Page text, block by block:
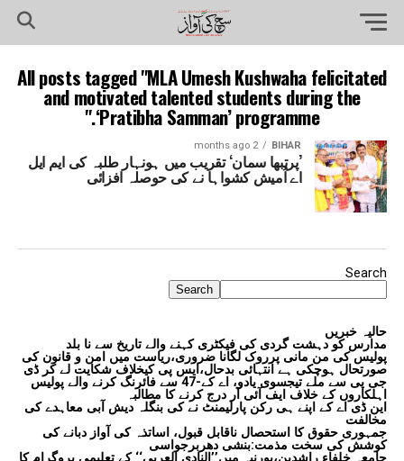
All posts tagged "MLA Umesh Kushwaha felicitated
and motivated talented students during the
‘Pratibha Samman’ programme."
BIHAR
2 months ago
’پرتبھا سمان‘ تقریب میں ہونہار طلبہ کی ایم ایل
اے اُمیش کشواہا نے کی حوصلہ افزائی
Search
Search
حالیہ خبریں
مدارس کو دہشت گردی کی فیکٹری کہنے والے تاریخ سے نا بلد
پولیس کی من مانی پرروک لگانا ضروری،ریاست میں امن و قانون کی
صورتحال ہوچکی ہے انتہائی بدحال،ایس پی کیخلاف شکایت لے کر ڈی
جی پی سے ملے تیجسوی یادو، اے کے-47 سے فائرنگ کرنے والے پولیس
اہلکاروں کے خلاف ایف آئی آر درج کرنے کا مطالبہ
این ڈی اے کے اپنے ہی رکن پارلیمنٹ نے کی بنگلہ دیش آبی معاہدے کی
مخالفت
جمہوری حقوق کا استحصال ناقابل قبول، اساتذہ کی آواز دبانے کی
کوشش کی سخت مذمت:بنشی دھربرجواسی
جامعہ خلفاء راشدین،پورنیہ میں’’النادی العربی‘‘ کے تعلیمی پروگرام کا